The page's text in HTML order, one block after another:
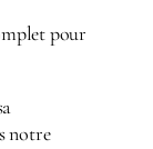
pour
notre